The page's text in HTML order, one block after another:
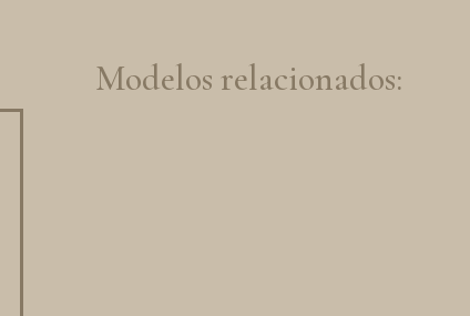
Modelos relacionados: